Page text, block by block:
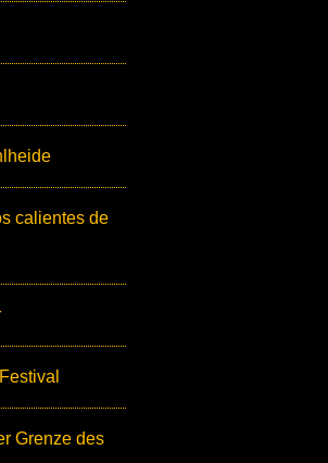
calientes de
Grenze des